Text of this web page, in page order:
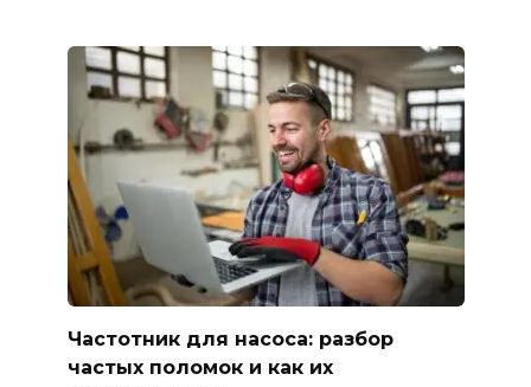
Частотник для насоса: разбор
частых поломок и как их